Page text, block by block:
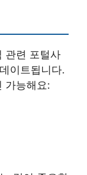
관련 포털사
이트됩니다.
가능해요: